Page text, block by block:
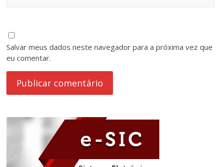
Salvar meus dados neste navegador para a próxima vez que
eu comentar.